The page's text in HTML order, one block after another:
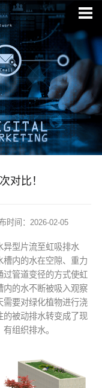
对比！
时间：2026-02-05
异型片流至虹吸排水
内的水在空隙、重力
过管道变径的方式使虹
内的水不断被吸入观察
需要对绿化植物进行浇
的被动排水转变成了现
组织排水。